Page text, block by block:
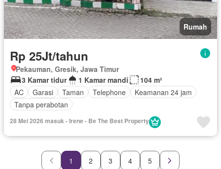
Rumah
Rp 25Jt/tahun
Pekauman, Gresik, Jawa Timur
3 Kamar tidur
1 Kamar mandi
104 m²
AC
Garasi Taman Telephone
Keamanan 24 jam
Tanpa perabotan
28 Mei 2026 masuk - Irene - Be The Best Property
1 2 3 4 5